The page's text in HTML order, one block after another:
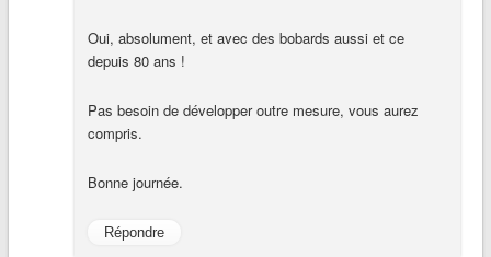
Oui, absolument, et avec des bobards aussi et ce
depuis 80 ans !
Pas besoin de développer outre mesure, vous aurez
compris.
Bonne journée.
Répondre